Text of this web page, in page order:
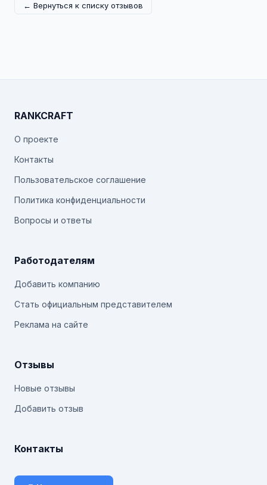
← Вернуться к списку отзывов
RANKCRAFT
О проекте
Контакты
Пользовательское соглашение
Политика конфиденциальности
Вопросы и ответы
Работодателям
Добавить компанию
Стать официальным представителем
Реклама на сайте
Отзывы
Новые отзывы
Добавить отзыв
Контакты